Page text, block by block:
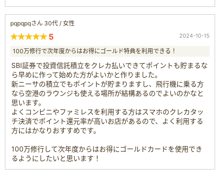
pqpqpqさん 30代 / 女性
5 2024-10-15
100万修行で次年度からはお得にゴールド特典を利用できる！
SBI証券で投資信託積立をクレカ払いできてポイントも貯まるな
ら早めに作って始めた方がよいかと作りました。
新ニーサの積立でもポイントが貯まりますし、飛行機に乗る方
なら空港のラウンジも使える場所が結構あるのでよいのかなと
思います。
よくコンビニやファミレスを利用する方はスマホのクレカタッ
チ決済でポイント還元率が高いお店があるので、よく利用する
方にはかなりおすすめです。
100万修行して次年度からはお得にゴールドカードを使用でき
るようにしたいと思います！